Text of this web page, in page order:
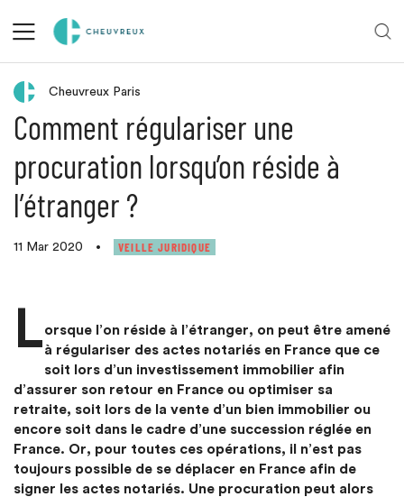
Retour aux actualités
Cheuvreux Paris
Comment régulariser une
procuration lorsqu’on réside à
l’étranger ?
11 Mar 2020 • VEILLE JURIDIQUE
Lorsque l’on réside à l’étranger, on peut être amené
à régulariser des actes notariés en France que ce
soit lors d’un investissement immobilier afin
d’assurer son retour en France ou optimiser sa
retraite, soit lors de la vente d’un bien immobilier ou
encore soit dans le cadre d’une succession réglée en
France. Or, pour toutes ces opérations, il n’est pas
toujours possible de se déplacer en France afin de
signer les actes notariés. Une procuration peut alors